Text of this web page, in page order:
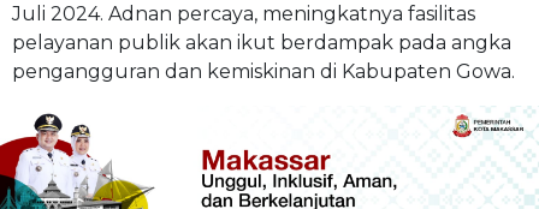
Juli 2024. Adnan percaya, meningkatnya fasilitas
pelayanan publik akan ikut berdampak pada angka
pengangguran dan kemiskinan di Kabupaten Gowa.